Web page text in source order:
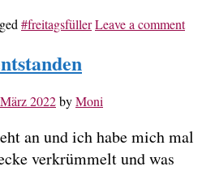
#freitagsfüllerLeave a comment
2022byMoni
an und ich habe mich mal
verkrümmelt und was